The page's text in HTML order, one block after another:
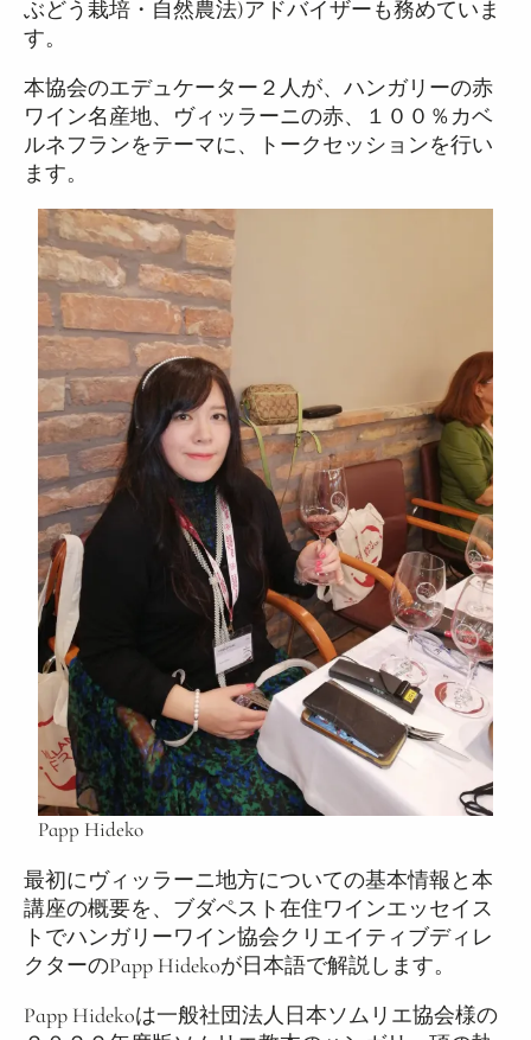
ぶどう栽培・自然農法)アドバイザーも務めていま
す。
本協会のエデュケーター２人が、ハンガリーの赤
ワイン名産地、ヴィッラーニの赤、１００％カベ
ルネフランをテーマに、トークセッションを行い
ます。
Papp Hideko
最初にヴィッラーニ地方についての基本情報と本
講座の概要を、ブダペスト在住ワインエッセイス
トでハンガリーワイン協会クリエイティブディレ
クターのPapp Hidekoが日本語で解説します。
Papp Hidekoは一般社団法人日本ソムリエ協会様の